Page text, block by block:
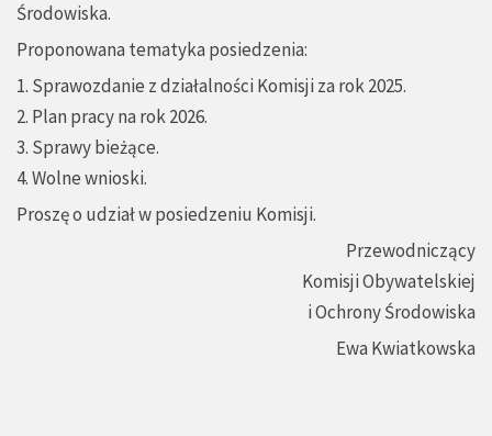
Środowiska.
Proponowana tematyka posiedzenia:
1. Sprawozdanie z działalności Komisji za rok 2025.
2. Plan pracy na rok 2026.
3. Sprawy bieżące.
4. Wolne wnioski.
Proszę o udział w posiedzeniu Komisji.
Przewodniczący
Komisji Obywatelskiej
i Ochrony Środowiska
Ewa Kwiatkowska